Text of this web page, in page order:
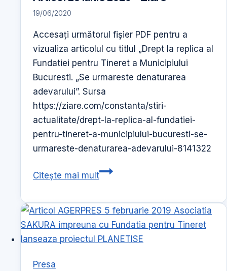
Adevarul
19/06/2020
Accesați următorul fișier PDF pentru a
vizualiza articolul cu titlul „Drept la replica al
Fundatiei pentru Tineret a Municipiului
Bucuresti. „Se urmareste denaturarea
adevarului”. Sursa
https://ziare.com/constanta/stiri-
actualitate/drept-la-replica-al-fundatiei-
pentru-tineret-a-municipiului-bucuresti-se-
urmareste-denaturarea-adevarului-8141322
Citește mai multArticol
2020
–
Ziare
Presa